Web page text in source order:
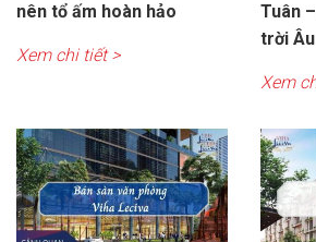
nên tổ ấm hoàn hảo
Xem chi tiết >
Tuân
trời Âu
Xem